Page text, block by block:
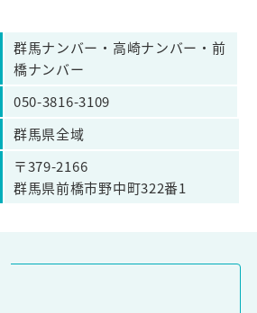
群馬ナンバー・高崎ナンバー・前
橋ナンバー
050-3816-3109
群馬県全域
〒379-2166
群馬県前橋市野中町322番1